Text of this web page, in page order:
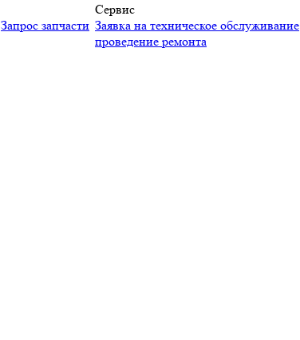
Запрос запчасти
Сервис
Заявка на техническое обслуживание
проведение ремонта